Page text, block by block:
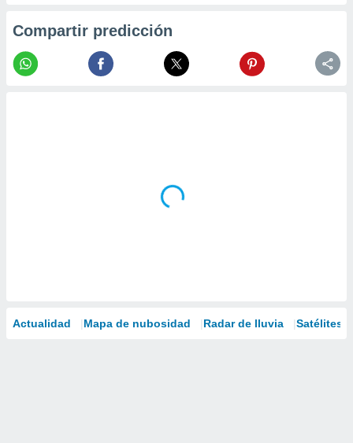
Compartir predicción
Actualidad Mapa de nubosidad Radar de lluvia Satélites